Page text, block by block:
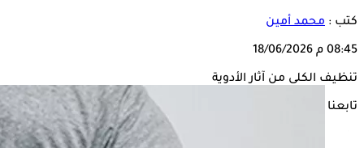
كتب : محمد أمين
08:45 م 18/06/2026
تنظيف الكلى من آثار الأدوية
تابعنا على